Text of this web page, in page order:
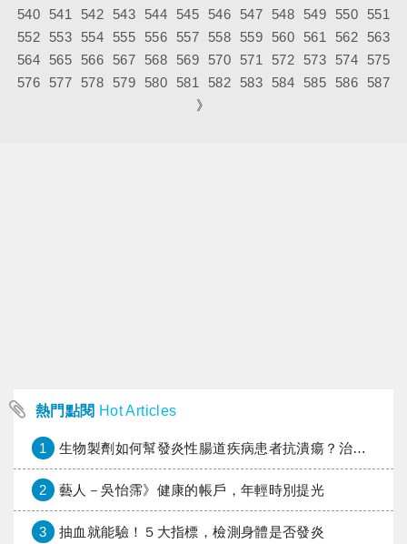
540
541 542 543 544 545 546 547 548 549 550
551
552
553 554 555 556 557 558 559 560 561 562
563
564
565 566 567 568 569 570 571 572 573 574
575
576
577 578 579 580 581 582 583 584 585 586
587
》
熱門點閱 Hot Articles
1 生物製劑如何幫發炎性腸道疾病患者抗潰瘍？治療進展與健保給付困境一次看
2 藝人－吳怡霈》健康的帳戶，年輕時別提光
3 抽血就能驗！５大指標，檢測身體是否發炎